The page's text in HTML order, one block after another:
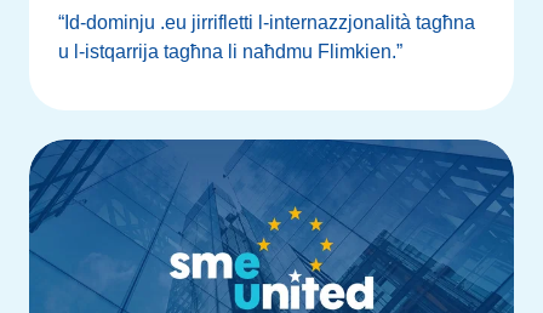
“Id-dominju .eu jirrifletti l-internazzjonalità tagħna
u l-istqarrija tagħna li naħdmu Flimkien.”